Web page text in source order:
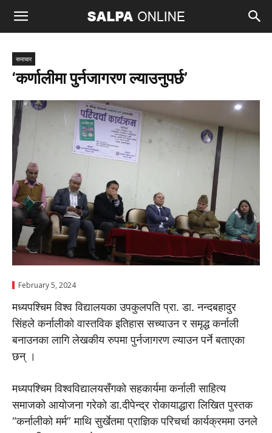
समाचार
‘कर्णालीमा पुर्नजागरण ल्याउनुपर्छ’
February 5, 2024
मध्यपश्चिम विश्व विद्यालयका उपकुलपति प्रा. डा. नन्दबहादुर
सिंहले कर्नालीको वास्तविक इतिहास सच्याउन र समृद्ध कर्नाली
बनाउनका लागि लेखकीय रुपमा पुर्नजागरण ल्याउन पर्ने बताएका
छन् ।
मध्यपश्चिम विश्वविद्यालयसँगको सहकार्यमा कर्नाली साहित्य
समाजको आयोजना गरेको डा.दीपेन्द्र रोकायाद्धारा लिखित पुस्तक
“कर्नालीको मर्म” माथि सुर्खेतमा प्राज्ञिक परिचर्चा कार्यक्रममा उनले